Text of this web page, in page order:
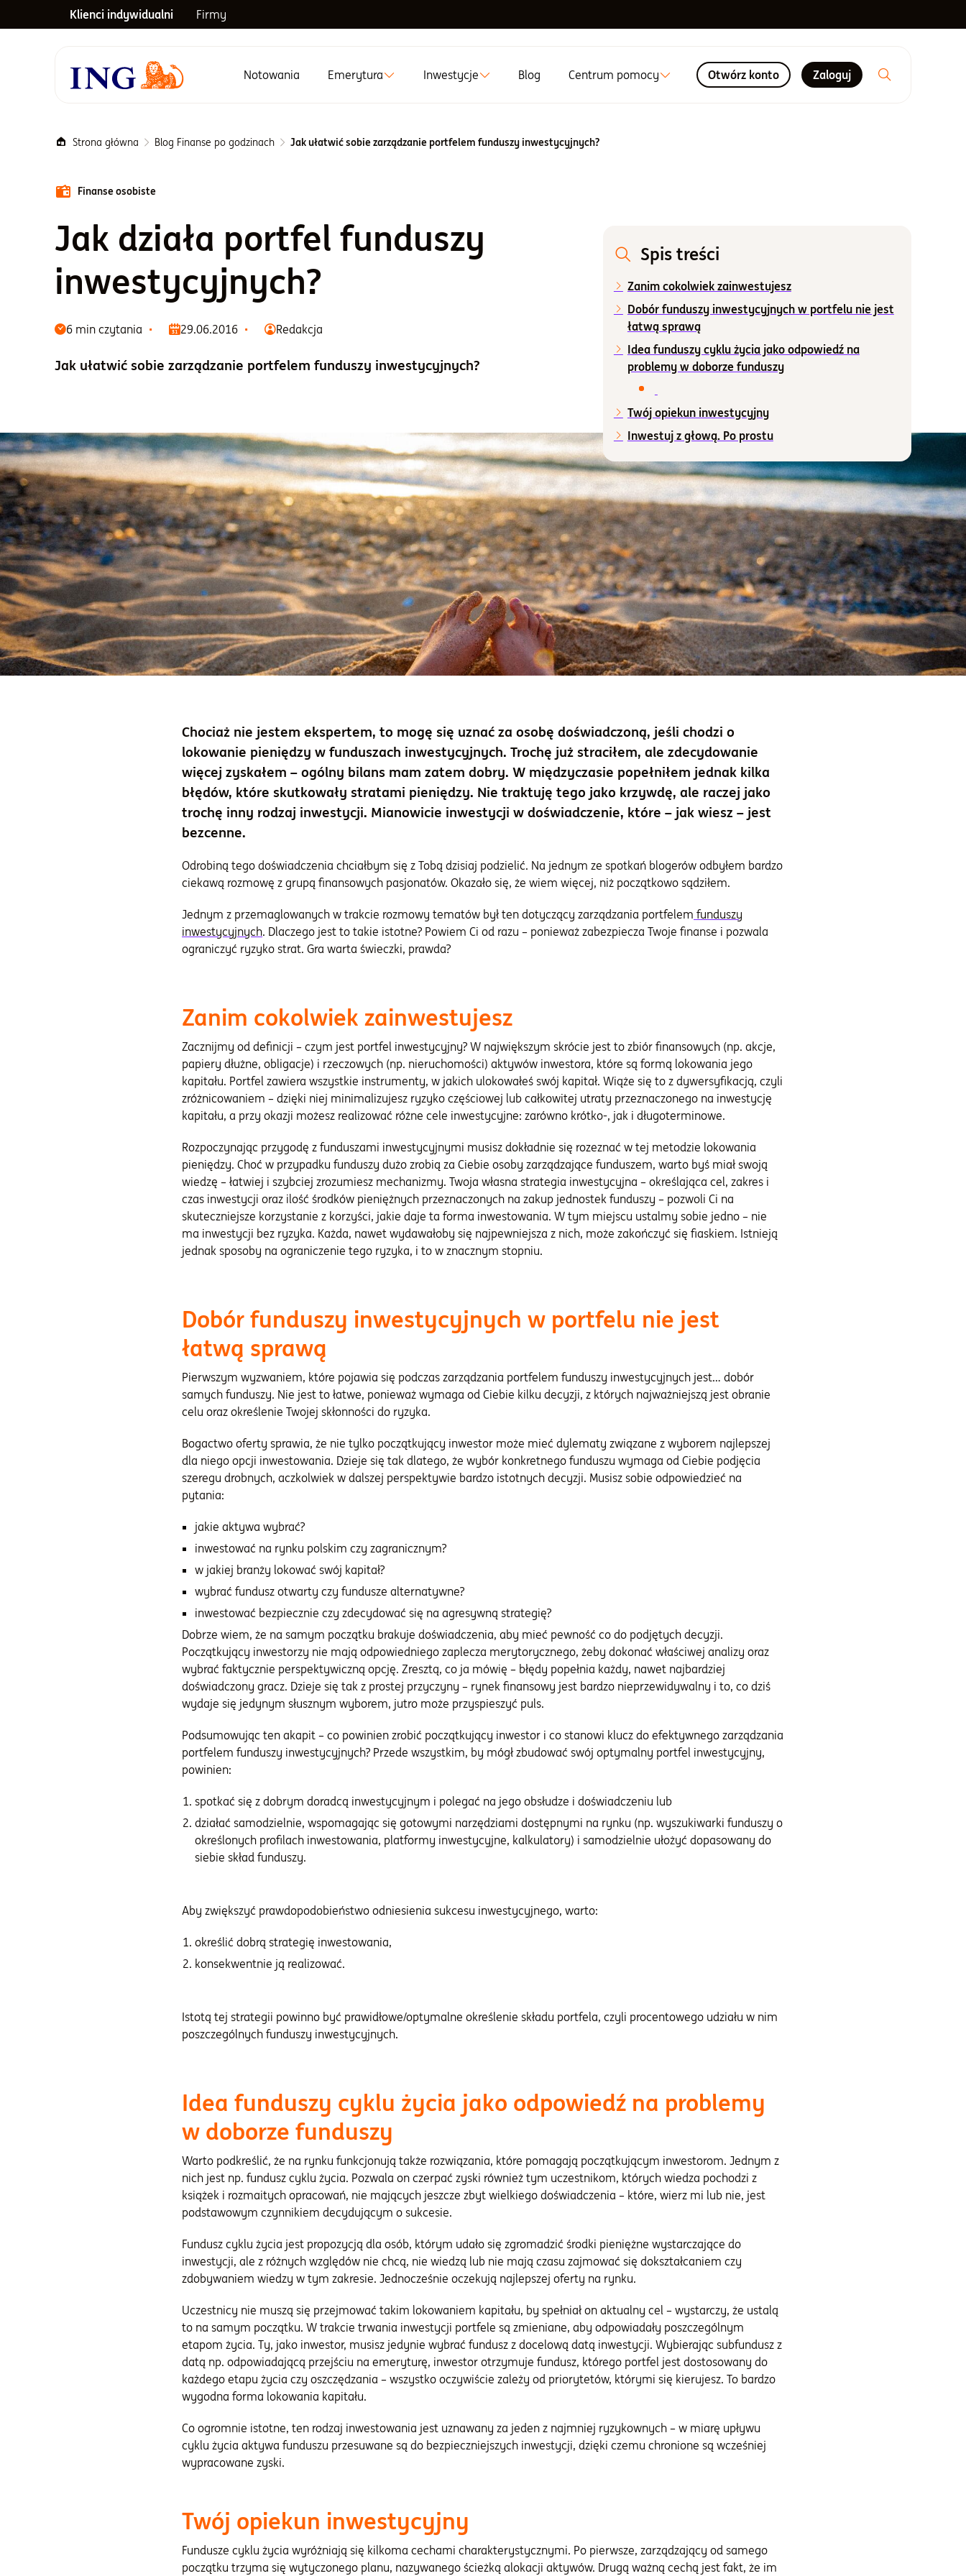
Klienci indywidualni Firmy
Menu główne
Notowania Emerytura Inwestycje Blog Centrum pomocy Otwórz konto Zaloguj
Strona główna Blog Finanse po godzinach Jak ułatwić sobie zarządzanie portfelem funduszy inwestycyjnych?
Finanse osobiste
Jak działa portfel funduszy
inwestycyjnych?
6 min czytania 29.06.2016 Redakcja
Jak ułatwić sobie zarządzanie portfelem funduszy inwestycyjnych?
Spis treści
Zanim cokolwiek zainwestujesz
Dobór funduszy inwestycyjnych w portfelu nie jest
łatwą sprawą
Idea funduszy cyklu życia jako odpowiedź na
problemy w doborze funduszy
Twój opiekun inwestycyjny
Inwestuj z głową. Po prostu
Chociaż nie jestem ekspertem, to mogę się uznać za osobę doświadczoną, jeśli chodzi o
lokowanie pieniędzy w funduszach inwestycyjnych. Trochę już straciłem, ale zdecydowanie
więcej zyskałem – ogólny bilans mam zatem dobry. W międzyczasie popełniłem jednak kilka
błędów, które skutkowały stratami pieniędzy. Nie traktuję tego jako krzywdę, ale raczej jako
trochę inny rodzaj inwestycji. Mianowicie inwestycji w doświadczenie, które – jak wiesz – jest
bezcenne.
Odrobiną tego doświadczenia chciałbym się z Tobą dzisiaj podzielić. Na jednym ze spotkań blogerów odbyłem bardzo
ciekawą rozmowę z grupą finansowych pasjonatów. Okazało się, że wiem więcej, niż początkowo sądziłem.
Jednym z przemaglowanych w trakcie rozmowy tematów był ten dotyczący zarządzania portfelem funduszy
inwestycyjnych. Dlaczego jest to takie istotne? Powiem Ci od razu – ponieważ zabezpiecza Twoje finanse i pozwala
ograniczyć ryzyko strat. Gra warta świeczki, prawda?
Zanim cokolwiek zainwestujesz
Zacznijmy od definicji – czym jest portfel inwestycyjny? W największym skrócie jest to zbiór finansowych (np. akcje,
papiery dłużne, obligacje) i rzeczowych (np. nieruchomości) aktywów inwestora, które są formą lokowania jego
kapitału. Portfel zawiera wszystkie instrumenty, w jakich ulokowałeś swój kapitał. Wiąże się to z dywersyfikacją, czyli
zróżnicowaniem – dzięki niej minimalizujesz ryzyko częściowej lub całkowitej utraty przeznaczonego na inwestycję
kapitału, a przy okazji możesz realizować różne cele inwestycyjne: zarówno krótko-, jak i długoterminowe.
Rozpoczynając przygodę z funduszami inwestycyjnymi musisz dokładnie się rozeznać w tej metodzie lokowania
pieniędzy. Choć w przypadku funduszy dużo zrobią za Ciebie osoby zarządzające funduszem, warto byś miał swoją
wiedzę – łatwiej i szybciej zrozumiesz mechanizmy. Twoja własna strategia inwestycyjna – określająca cel, zakres i
czas inwestycji oraz ilość środków pieniężnych przeznaczonych na zakup jednostek funduszy – pozwoli Ci na
skuteczniejsze korzystanie z korzyści, jakie daje ta forma inwestowania. W tym miejscu ustalmy sobie jedno – nie
ma inwestycji bez ryzyka. Każda, nawet wydawałoby się najpewniejsza z nich, może zakończyć się fiaskiem. Istnieją
jednak sposoby na ograniczenie tego ryzyka, i to w znacznym stopniu.
Dobór funduszy inwestycyjnych w portfelu nie jest
łatwą sprawą
Pierwszym wyzwaniem, które pojawia się podczas zarządzania portfelem funduszy inwestycyjnych jest… dobór
samych funduszy. Nie jest to łatwe, ponieważ wymaga od Ciebie kilku decyzji, z których najważniejszą jest obranie
celu oraz określenie Twojej skłonności do ryzyka.
Bogactwo oferty sprawia, że nie tylko początkujący inwestor może mieć dylematy związane z wyborem najlepszej
dla niego opcji inwestowania. Dzieje się tak dlatego, że wybór konkretnego funduszu wymaga od Ciebie podjęcia
szeregu drobnych, aczkolwiek w dalszej perspektywie bardzo istotnych decyzji. Musisz sobie odpowiedzieć na
pytania:
jakie aktywa wybrać?
inwestować na rynku polskim czy zagranicznym?
w jakiej branży lokować swój kapitał?
wybrać fundusz otwarty czy fundusze alternatywne?
inwestować bezpiecznie czy zdecydować się na agresywną strategię?
Dobrze wiem, że na samym początku brakuje doświadczenia, aby mieć pewność co do podjętych decyzji.
Początkujący inwestorzy nie mają odpowiedniego zaplecza merytorycznego, żeby dokonać właściwej analizy oraz
wybrać faktycznie perspektywiczną opcję. Zresztą, co ja mówię – błędy popełnia każdy, nawet najbardziej
doświadczony gracz. Dzieje się tak z prostej przyczyny – rynek finansowy jest bardzo nieprzewidywalny i to, co dziś
wydaje się jedynym słusznym wyborem, jutro może przyspieszyć puls.
Podsumowując ten akapit – co powinien zrobić początkujący inwestor i co stanowi klucz do efektywnego zarządzania
portfelem funduszy inwestycyjnych? Przede wszystkim, by mógł zbudować swój optymalny portfel inwestycyjny,
powinien:
spotkać się z dobrym doradcą inwestycyjnym i polegać na jego obsłudze i doświadczeniu lub
działać samodzielnie, wspomagając się gotowymi narzędziami dostępnymi na rynku (np. wyszukiwarki funduszy o
określonych profilach inwestowania, platformy inwestycyjne, kalkulatory) i samodzielnie ułożyć dopasowany do
siebie skład funduszy.
Aby zwiększyć prawdopodobieństwo odniesienia sukcesu inwestycyjnego, warto:
określić dobrą strategię inwestowania,
konsekwentnie ją realizować.
Istotą tej strategii powinno być prawidłowe/optymalne określenie składu portfela, czyli procentowego udziału w nim
poszczególnych funduszy inwestycyjnych.
Idea funduszy cyklu życia jako odpowiedź na problemy
w doborze funduszy
Warto podkreślić, że na rynku funkcjonują także rozwiązania, które pomagają początkującym inwestorom. Jednym z
nich jest np. fundusz cyklu życia. Pozwala on czerpać zyski również tym uczestnikom, których wiedza pochodzi z
książek i rozmaitych opracowań, nie mających jeszcze zbyt wielkiego doświadczenia – które, wierz mi lub nie, jest
podstawowym czynnikiem decydującym o sukcesie.
Fundusz cyklu życia jest propozycją dla osób, którym udało się zgromadzić środki pieniężne wystarczające do
inwestycji, ale z różnych względów nie chcą, nie wiedzą lub nie mają czasu zajmować się dokształcaniem czy
zdobywaniem wiedzy w tym zakresie. Jednocześnie oczekują najlepszej oferty na rynku.
Uczestnicy nie muszą się przejmować takim lokowaniem kapitału, by spełniał on aktualny cel – wystarczy, że ustalą
to na samym początku. W trakcie trwania inwestycji portfele są zmieniane, aby odpowiadały poszczególnym
etapom życia. Ty, jako inwestor, musisz jedynie wybrać fundusz z docelową datą inwestycji. Wybierając subfundusz z
datą np. odpowiadającą przejściu na emeryturę, inwestor otrzymuje fundusz, którego portfel jest dostosowany do
każdego etapu życia czy oszczędzania – wszystko oczywiście zależy od priorytetów, którymi się kierujesz. To bardzo
wygodna forma lokowania kapitału.
Co ogromnie istotne, ten rodzaj inwestowania jest uznawany za jeden z najmniej ryzykownych – w miarę upływu
cyklu życia aktywa funduszu przesuwane są do bezpieczniejszych inwestycji, dzięki czemu chronione są wcześniej
wypracowane zyski.
Twój opiekun inwestycyjny
Fundusze cyklu życia wyróżniają się kilkoma cechami charakterystycznymi. Po pierwsze, zarządzający od samego
początku trzyma się wytyczonego planu, nazywanego ścieżką alokacji aktywów. Drugą ważną cechą jest fakt, że im